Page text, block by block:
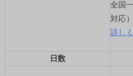
2026年4月20日
全国
対応）
詳し
日数